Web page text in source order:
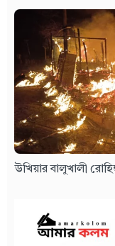
উখিয়ার বালুখালী